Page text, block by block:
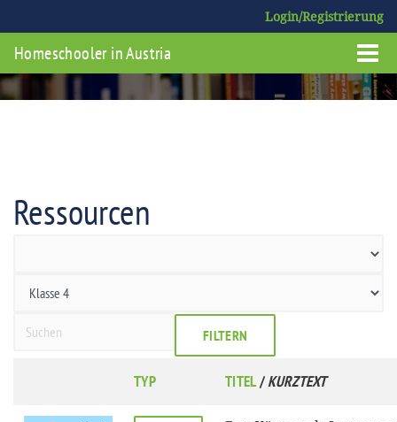
Login/Registrierung
Homeschooler in Austria
Ressourcen
FILTERN
TYP TITEL/KURZTEXT